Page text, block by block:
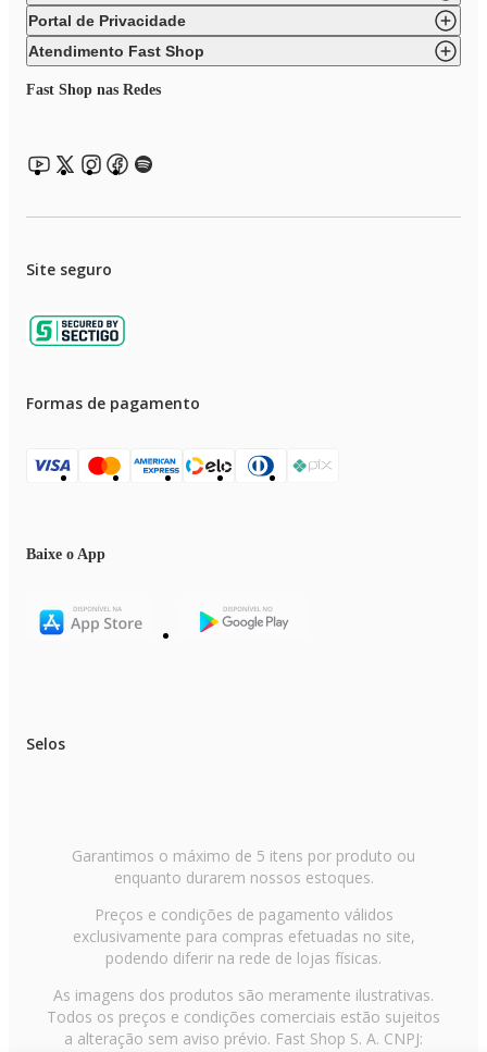
Portal de Privacidade
Atendimento Fast Shop
Fast Shop nas Redes
Site seguro
Formas de pagamento
Baixe o App
Selos
Garantimos o máximo de 5 itens por produto ou
enquanto durarem nossos estoques.
Preços e condições de pagamento válidos
exclusivamente para compras efetuadas no site,
podendo diferir na rede de lojas físicas.
As imagens dos produtos são meramente ilustrativas.
Todos os preços e condições comerciais estão sujeitos
a alteração sem aviso prévio. Fast Shop S. A. CNPJ: